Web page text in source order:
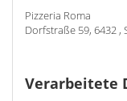
Pizzeria Roma
Dorfstraße 59, 6432 ,
Verarbeitete